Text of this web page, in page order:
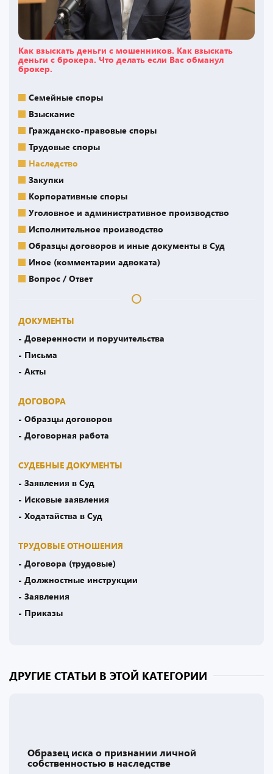
Как взыскать деньги с мошенников. Как взыскать
деньги с брокера. Что делать если Вас обманул
брокер.
Семейные споры
Взыскание
Гражданско-правовые споры
Трудовые споры
Наследство
Закупки
Корпоративные споры
Уголовное и административное производство
Исполнительное производство
Образцы договоров и иные документы в Суд
Иное (комментарии адвоката)
Вопрос / Ответ
ДОКУМЕНТЫ
- Доверенности и поручительства
- Письма
- Акты
ДОГОВОРА
- Образцы договоров
- Договорная работа
СУДЕБНЫЕ ДОКУМЕНТЫ
- Заявления в Суд
- Исковые заявления
- Ходатайства в Суд
ТРУДОВЫЕ ОТНОШЕНИЯ
- Договора (трудовые)
- Должностные инструкции
- Заявления
- Приказы
ДРУГИЕ СТАТЬИ В ЭТОЙ КАТЕГОРИИ
Образец иска о признании личной
собственностью в наследстве